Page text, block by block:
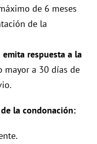
de 6 meses
de la
respuesta a la
mayor a 30 días de
la condonación: